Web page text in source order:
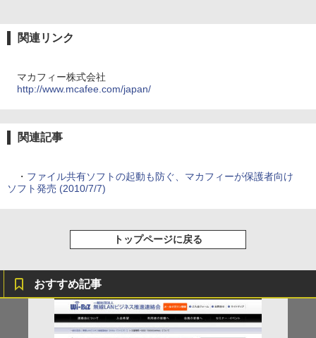
関連リンク
マカフィー株式会社
http://www.mcafee.com/japan/
関連記事
・ ファイル共有ソフトの起動も防ぐ、マカフィーが保護者向け
ソフト発売 (2010/7/7)
トップページに戻る
おすすめ記事